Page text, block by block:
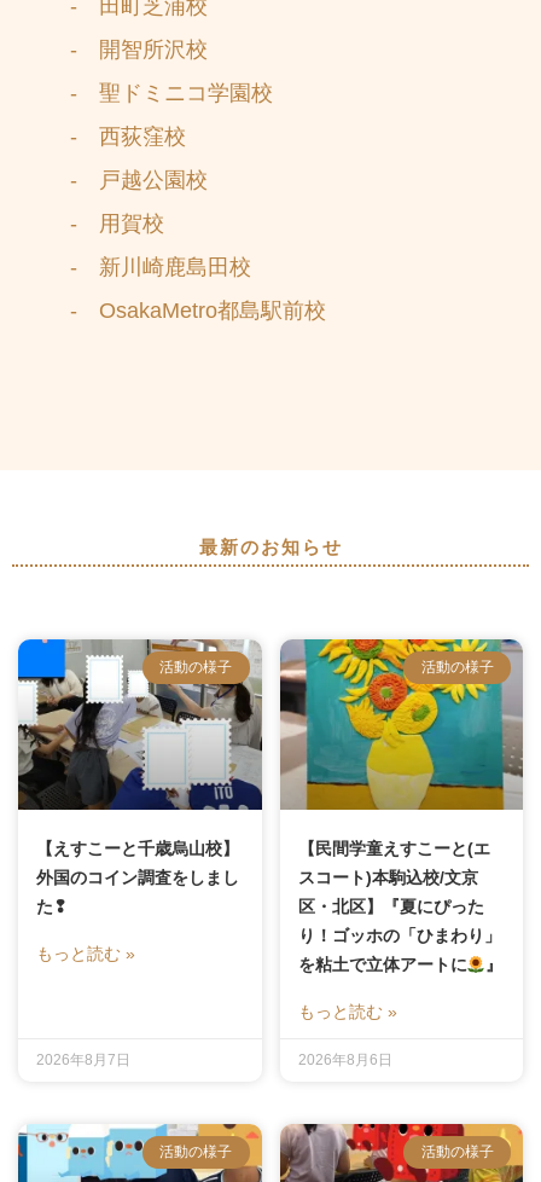
- 田町芝浦校
- 開智所沢校
- 聖ドミニコ学園校
- 西荻窪校
- 戸越公園校
- 用賀校
- 新川崎鹿島田校
- OsakaMetro都島駅前校
最新のお知らせ
活動の様子
【えすこーと千歳烏山校】
外国のコイン調査をしまし
た❢
もっと読む »
2026年8月7日
活動の様子
【民間学童えすこーと(エ
スコート)本駒込校/文京
区・北区】『夏にぴった
り！ゴッホの「ひまわり」
を粘土で立体アートに
』
もっと読む »
2026年8月6日
活動の様子 活動の様子